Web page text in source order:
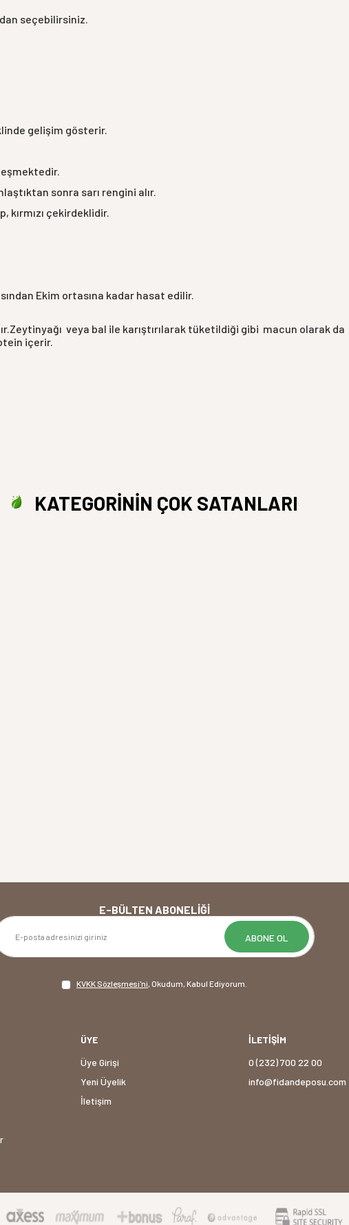
seçebilirsiniz.
gelişim gösterir.
sonra sarı rengini alır.
kırmızı çekirdeklidir.
Ekim ortasına kadar hasat edilir.
veya bal ile karıştırılarak tüketildiği gibi macun olarak da
içerir.
KATEGORİNİN ÇOK SATANLARI
E-BÜLTEN ABONELIĞI
ABONE OL
KVKK Sözleşmesi'ni, Okudum, Kabul Ediyorum.
ÜYE
Üye Girişi
Yeni Üyelik
İletişim
İLETİŞİM
0 (232) 700 22 00
info@fidandeposu.com